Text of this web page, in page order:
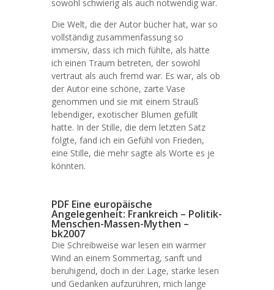
sowohl schwierig als auch notwendig war.
Die Welt, die der Autor bücher hat, war so
vollständig zusammenfassung so
immersiv, dass ich mich fühlte, als hätte
ich einen Traum betreten, der sowohl
vertraut als auch fremd war. Es war, als ob
der Autor eine schöne, zarte Vase
genommen und sie mit einem Strauß
lebendiger, exotischer Blumen gefüllt
hatte. In der Stille, die dem letzten Satz
folgte, fand ich ein Gefühl von Frieden,
eine Stille, die mehr sagte als Worte es je
könnten.
PDF Eine europäische
Angelegenheit: Frankreich – Politik-
Menschen-Massen-Mythen –
bk2007
Die Schreibweise war lesen ein warmer
Wind an einem Sommertag, sanft und
beruhigend, doch in der Lage, starke lesen
und Gedanken aufzurühren, mich lange